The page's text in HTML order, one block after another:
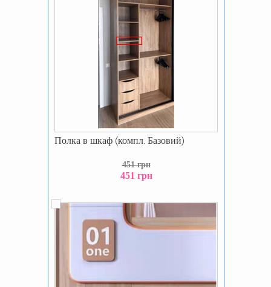
Полка в шкаф (компл. Базовий)
451 грн
451 грн